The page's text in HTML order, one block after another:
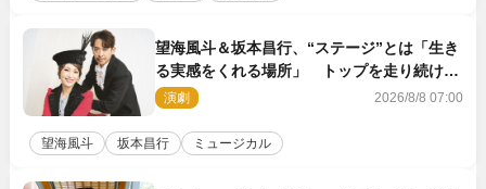
望海風斗＆坂本昌行、“ステージ”とは「生き
る実感をくれる場所」 トップを走り続ける
原動力を語る
演劇 2026/8/8 07:00
望海風斗 坂本昌行 ミュージカル